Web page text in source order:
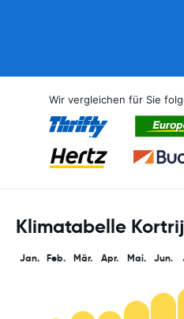
Wir vergleichen für Sie
Klimatabelle
Jan. Feb. Mär. Apr. Mai. Jun.